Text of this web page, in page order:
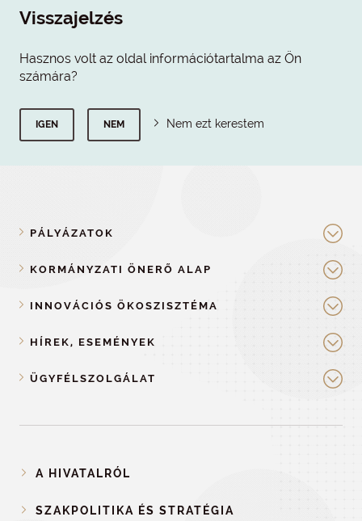
Visszajelzés
Hasznos volt az oldal információtartalma az Ön
számára?
IGEN NEM Nem ezt kerestem
PÁLYÁZATOK
KORMÁNYZATI ÖNERŐ ALAP
INNOVÁCIÓS ÖKOSZISZTÉMA
HÍREK, ESEMÉNYEK
ÜGYFÉLSZOLGÁLAT
A HIVATALRÓL
SZAKPOLITIKA ÉS STRATÉGIA